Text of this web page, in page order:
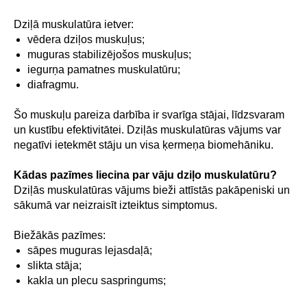
Dziļā muskulatūra ietver:
vēdera dziļos muskuļus;
muguras stabilizējošos muskuļus;
iegurņa pamatnes muskulatūru;
diafragmu.
Šo muskuļu pareiza darbība ir svarīga stājai, līdzsvaram
un kustību efektivitātei. Dziļās muskulatūras vājums var
negatīvi ietekmēt stāju un visa ķermeņa biomehāniku.
Kādas pazīmes liecina par vāju dziļo muskulatūru?
Dziļās muskulatūras vājums bieži attīstās pakāpeniski un
sākumā var neizraisīt izteiktus simptomus.
Biežākās pazīmes:
sāpes muguras lejasdaļā;
slikta stāja;
kakla un plecu saspringums;